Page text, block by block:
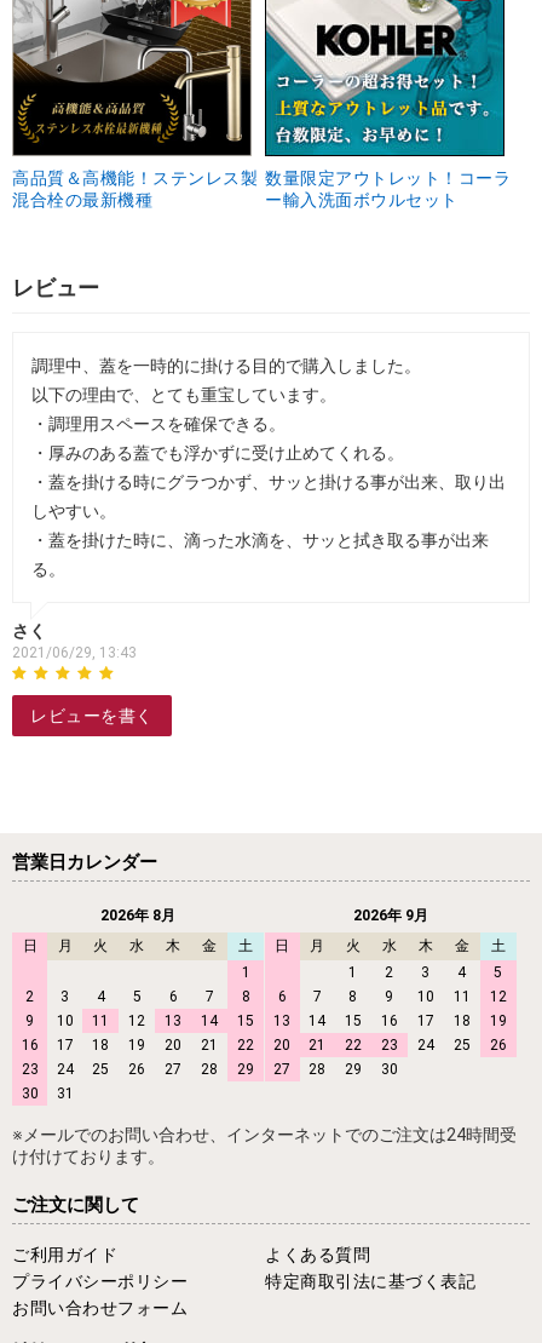
高品質＆高機能！ステンレス製
混合栓の最新機種
数量限定アウトレット！コーラ
ー輸入洗面ボウルセット
レビュー
調理中、蓋を一時的に掛ける目的で購入しました。
以下の理由で、とても重宝しています。
・調理用スペースを確保できる。
・厚みのある蓋でも浮かずに受け止めてくれる。
・蓋を掛ける時にグラつかず、サッと掛ける事が出来、取り出
しやすい。
・蓋を掛けた時に、滴った水滴を、サッと拭き取る事が出来
る。
さく
2021/06/29, 13:43
レビューを書く
営業日カレンダー
2026年 8月
日
月 火 水 木 金
土
1
2
3 4 5 6 7
8
9
10 11 12 13 14
15
16
17 18 19 20 21
22
23
24 25 26 27 28
29
30
31
2026年 9月
日
月 火 水 木 金
土
1
2 3 4
5
6
7 8 9 10 11
12
13
14 15 16 17 18
19
20
21 22 23 24 25
26
27
28 29 30
※メールでのお問い合わせ、インターネットでのご注文は24時間受
け付けております。
ご注文に関して
ご利用ガイド
よくある質問
プライバシーポリシー
特定商取引法に基づく表記
お問い合わせフォーム